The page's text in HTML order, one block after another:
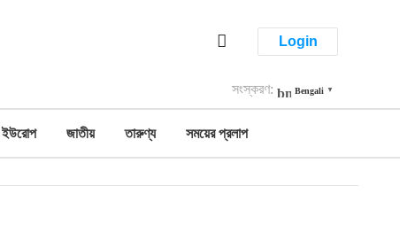
Login
সংস্করণ: Bengali ▼
ইউরোপ জাতীয় তারুণ্য সময়ের প্রলাপ